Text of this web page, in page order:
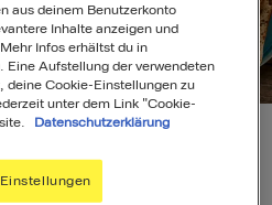
Search
aus deinem Benutzerkonto
Inhalte anzeigen und
Infos erhältst du in
Eine Aufstellung der verwendeten
deine Cookie-Einstellungen zu
unter dem Link "Cookie-
Datenschutzerklärung